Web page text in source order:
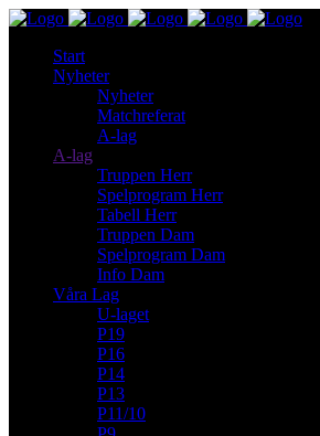
Start
Nyheter
Nyheter
Matchreferat
A-lag
A-lag
Truppen Herr
Spelprogram Herr
Tabell Herr
Truppen Dam
Spelprogram Dam
Info Dam
Våra Lag
U-laget
P19
P16
P14
P13
P11/10